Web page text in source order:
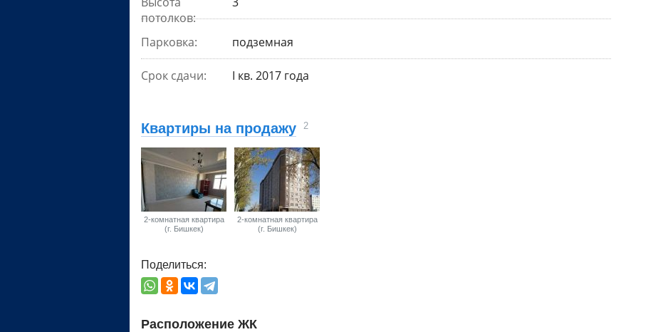
потолков:
Парковка: подземная
Срок сдачи: I кв. 2017 года
Квартиры на продажу 2
2-комнатная квартира
(г. Бишкек)
2-комнатная квартира
(г. Бишкек)
Поделиться:
Расположение ЖК